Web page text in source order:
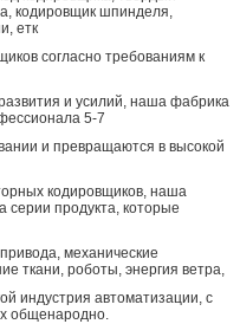
кодировщик шпинделя,
етк
согласно требованиям к
и усилий, наша фабрика
5-7
и превращаются в высокой
кодировщиков, наша
серии продукта, которые
механические
ткани, роботы, энергия ветра,
индустрия автоматизации, с
общенародно.